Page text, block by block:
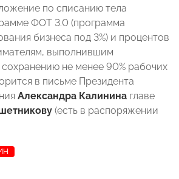
по списанию тела
ФОТ 3.0 (программа
бизнеса под 3%) и процентов
выполнившим
сохранению не менее 90% рабочих
в письме Президента
Александра Калинина главе
(есть в распоряжении